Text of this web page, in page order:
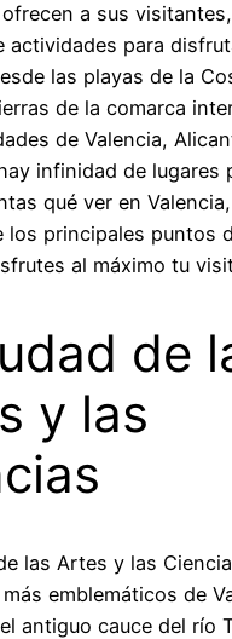
a sus
actividades para
las playas de la
de la comarca
de Valencia,
infinidad de lugares
qué ver en
los principales puntos
al máximo tu
de
y las
las Artes y las
emblemáticos de
antiguo cauce del río